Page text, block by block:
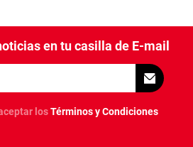
en tu casilla de E-mail
losTérminos y Condiciones